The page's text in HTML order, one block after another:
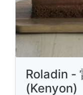
Roladin -
(Kenyon)